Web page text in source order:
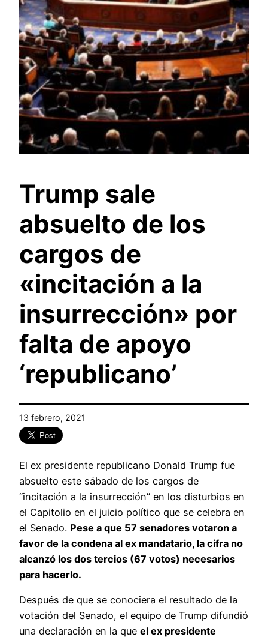
Trump sale
absuelto de los
cargos de
«incitación a la
insurrección» por
falta de apoyo
‘republicano’
13 febrero, 2021
El ex presidente republicano Donald Trump fue
absuelto este sábado de los cargos de
“incitación a la insurrección” en los disturbios en
el Capitolio en el juicio político que se celebra en
el Senado. Pese a que 57 senadores votaron a
favor de la condena al ex mandatario, la cifra no
alcanzó los dos tercios (67 votos) necesarios
para hacerlo.
Después de que se conociera el resultado de la
votación del Senado, el equipo de Trump difundió
una declaración en la que el ex presidente